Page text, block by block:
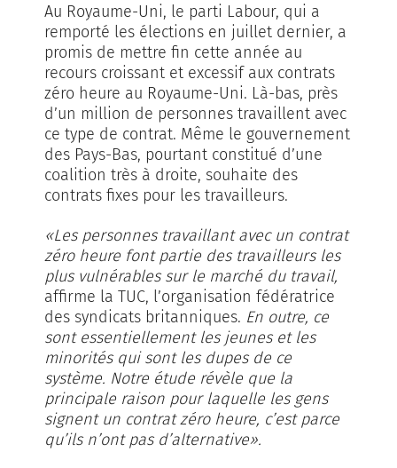
Au Royaume-Uni, le parti Labour, qui a
remporté les élections en juillet dernier, a
promis de mettre fin cette année au
recours croissant et excessif aux contrats
zéro heure au Royaume-Uni. Là-bas, près
d’un million de personnes travaillent avec
ce type de contrat. Même le gouvernement
des Pays-Bas, pourtant constitué d’une
coalition très à droite, souhaite des
contrats fixes pour les travailleurs.
«Les personnes travaillant avec un contrat
zéro heure font partie des travailleurs les
plus vulnérables sur le marché du travail,
affirme la TUC, l’organisation fédératrice
des syndicats britanniques. En outre, ce
sont essentiellement les jeunes et les
minorités qui sont les dupes de ce
système. Notre étude révèle que la
principale raison pour laquelle les gens
signent un contrat zéro heure, c’est parce
qu’ils n’ont pas d’alternative».